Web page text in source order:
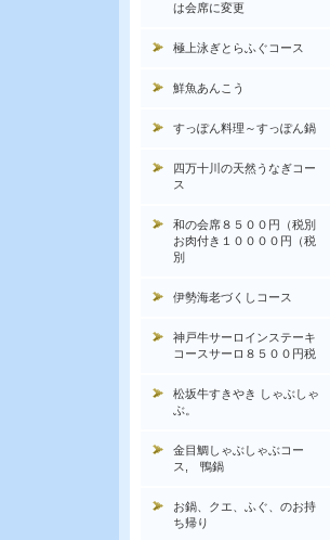
は会席に変更
極上泳ぎとらふぐコース
鮮魚あんこう
すっぽん料理～すっぽん鍋
四万十川の天然うなぎコー
ス
和の会席８５００円（税別
お肉付き１００００円（税
別
伊勢海老づくしコース
神戸牛サーロインステーキ
コースサーロ８５００円税
松坂牛すきやき しゃぶしゃ
ぶ。
金目鯛しゃぶしゃぶコー
ス, 鴨鍋
お鍋、クエ、ふぐ、のお持
ち帰り